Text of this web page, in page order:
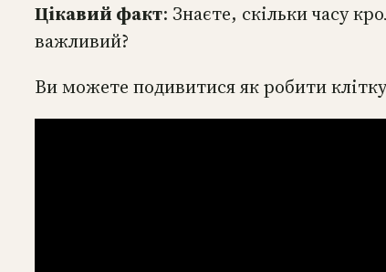
Цікавий факт: Знаєте, скільки часу
важливий?
Ви можете подивитися як робити